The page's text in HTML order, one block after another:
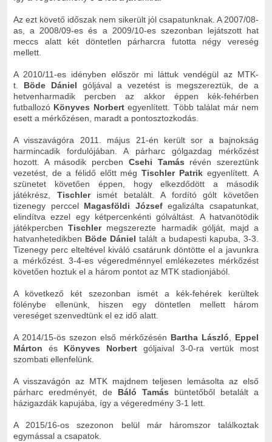
Az ezt követő időszak nem sikerült jól csapatunknak. A 2007/08-
as, a 2008/09-es és a 2009/10-es szezonban lejátszott hat
meccs alatt két döntetlen párharcra futotta négy vereség
mellett.
A 2010/11-es idényben először mi láttuk vendégül az MTK-
t.
Böde Dániel góljával a vezetést is megszereztük, de a
hetvenharmadik percben az akkor éppen kék-fehérben
futballozó Könyves Norbertegyenlített. Több találat már nem
esett a mérkőzésen, maradt a pontosztozkodás.
A visszavágóra 2011. május 21-én került sor a bajnokság
harmincadik fordulójában. A párharc gólgazdag mérkőzést
hozott. A második percben
Csehi Tamás révén szereztünk
vezetést, de a félidő előtt mégTischler Patrik egyenlített. A
szünetet követően éppen, hogy elkezdődött a második
játékrész, Tischlerismét betalált. A fordító gólt követően
tizenegy perccel Magasföldi Józsefegalizálta csapatunkat,
elindítva ezzel egy kétpercenkénti gólváltást. A hatvanötödik
játékpercbenTischlermegszerezte harmadik gólját, majd a
hatvanhetedikben Böde Dániel talált a budapesti kapuba, 3-3.
Tizenegy perc elteltével kiváló csatárunk döntötte el a javunkra
a mérkőzést. 3-4-es végeredménnyel emlékezetes mérkőzést
követően hoztuk el a három pontot az MTK stadionjából.
A következő két szezonban ismét a kék-fehérek kerültek
fölénybe ellenünk, hiszen egy döntetlen mellett három
vereséget szenvedtünk el ez idő alatt.
A 2014/15-ös szezon első mérkőzésén Bartha László, Eppel
Márton és Könyves Norbert góljaival 3-0-ra vertük most
szombati ellenfelünk.
A visszavágón az MTK majdnem teljesen lemásolta az első
párharc eredményét, de
Báló Tamás büntetőből betalált a
házigazdák kapujába, így a végeredmény 3-1 lett.
A 2015/16-os szezonon belül már háromszor találkoztak
egymással a csapatok.